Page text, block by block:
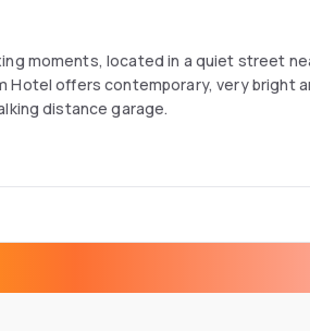
moments, located in a quiet street
Hotel offers contemporary, very bright
distance garage.